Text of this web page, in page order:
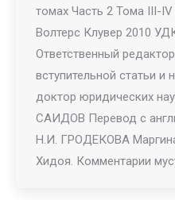
томах Часть 2 Тома III-
Волтерс Клувер 2010
Ответственный
вступительной статьи и
доктор юридических
САИДОВ Перевод с
Н.И. ГРОДЕКОВА
Хидоя. Комментарии